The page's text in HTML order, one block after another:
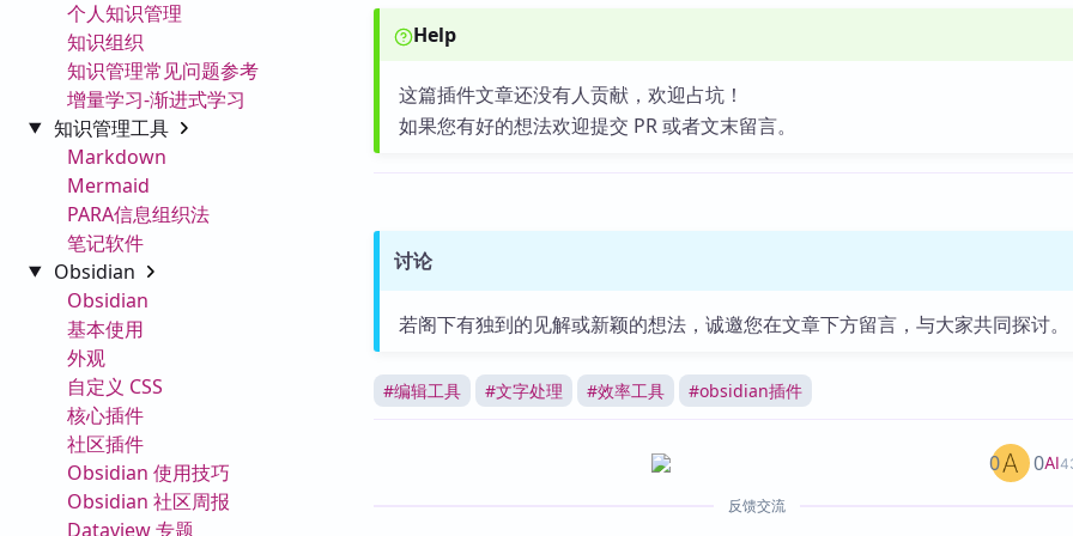
个人知识管理
知识组织
知识管理常见问题参考
增量学习-渐进式学习
知识管理工具
Markdown
Mermaid
PARA信息组织法
笔记软件
Obsidian
Obsidian
基本使用
外观
自定义 CSS
核心插件
社区插件
Obsidian 使用技巧
Obsidian 社区周报
Dataview 专题
Help
这篇插件文章还没有人贡献，欢迎占坑！
如果您有好的想法欢迎提交 PR 或者文末留言。
讨论
若阁下有独到的见解或新颖的想法，诚邀您在文章下方留言，与大家共同探讨。
#编辑工具 #文字处理 #效率工具 #obsidian插件
AI
0 0
反馈交流